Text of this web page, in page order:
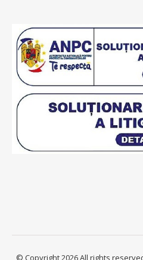
© Copyright 2026 All rights